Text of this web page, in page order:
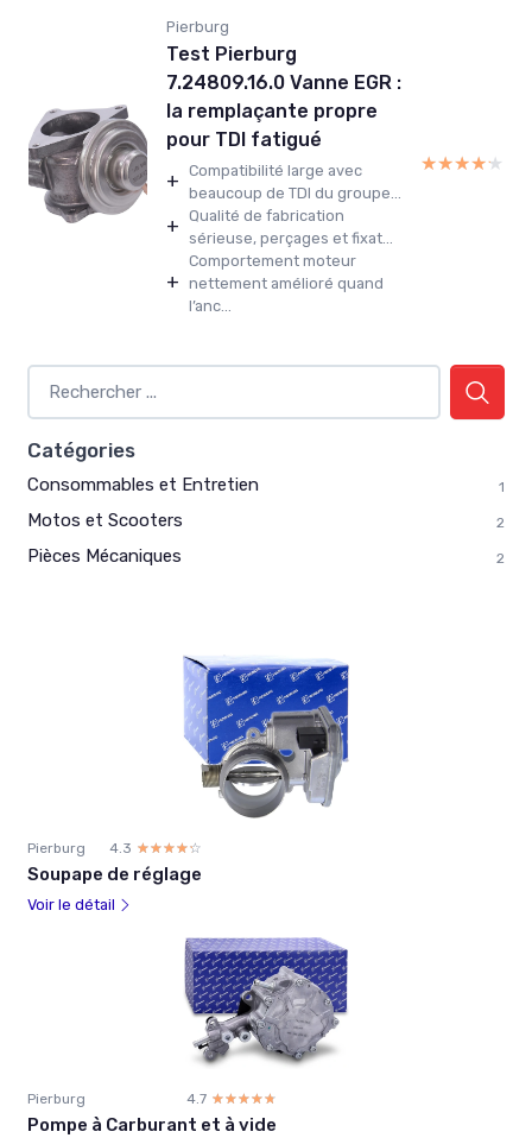
Pierburg
Test Pierburg
7.24809.16.0 Vanne EGR :
la remplaçante propre
pour TDI fatigué
+ Compatibilité large avec
beaucoup de TDI du groupe...
+ Qualité de fabrication
sérieuse, perçages et fixat...
+
Comportement moteur
nettement amélioré quand
l’anc...
★★★★★
★★★★★
Catégories
Consommables et Entretien 1
Motos et Scooters 2
Pièces Mécaniques 2
Pierburg 4.3 ☆☆☆☆☆
★★★★★
Soupape de réglage
Voir le détail
Pierburg 4.7 ☆☆☆☆☆
★★★★★
Pompe à Carburant et à vide